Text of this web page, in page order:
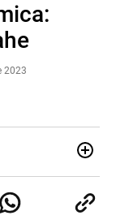
2023
scientifica e di
la Facoltà